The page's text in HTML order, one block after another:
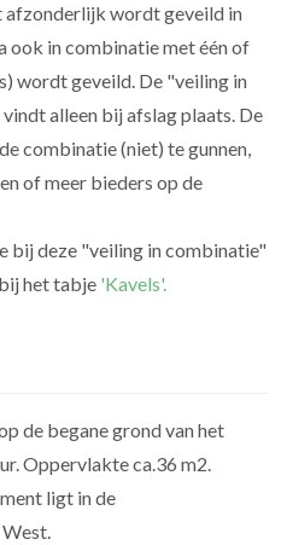
wordt geveild in
ook in combinatie met één of
wordt geveild. De "veiling in
alleen bij afslag plaats. De
combinatie (niet) te gunnen,
of meer bieders op de
bij deze "veiling in combinatie"
het tabje 'Kavels'.
de begane grond van het
Oppervlakte ca.36 m2.
ligt in de